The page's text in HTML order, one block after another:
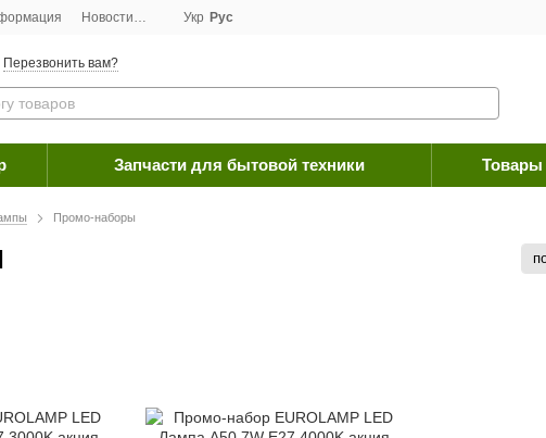
Новости Договор публичной оферты
Укр Рус
Перезвонить вам?
Запчасти для бытовой техники
Промо-наборы